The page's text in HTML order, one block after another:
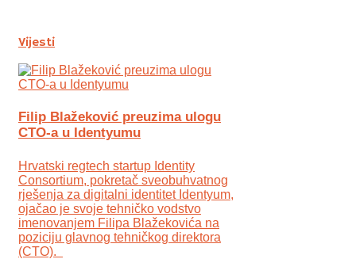
Vijesti
Filip Blažeković preuzima ulogu
CTO-a u Identyumu
Hrvatski regtech startup Identity
Consortium, pokretač sveobuhvatnog
rješenja za digitalni identitet Identyum,
ojаčao je svoje tehničko vodstvo
imenovanjem Filipa Blažekovića na
poziciju glavnog tehničkog direktora
(CTO).